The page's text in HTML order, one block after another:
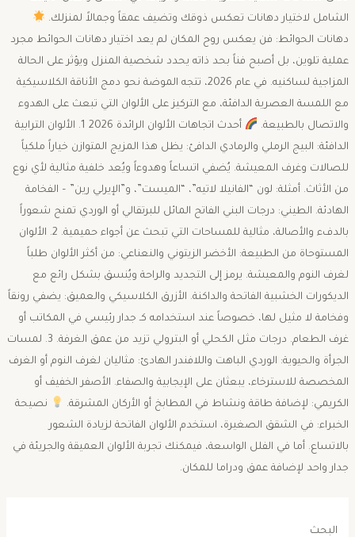
الشامل لاختيار دهانات تعكس ذوقك وتضيف عمقاً وجمالاً لمنزلك. ​
دهانات الحوائط: فن يعكس روح المكان ​لم يعد اختيار دهانات الحوائط مجرد
عملية تلوين، بل أصبح فناً بحد ذاته يحدد شخصية المنزل ويؤثر على الحالة
المزاجية لساكنيه. في عام 2026، تتجه الموضة نحو دمج الأناقة الكلاسيكية
مع اللمسة العصرية الدافئة، مع التركيز على الألوان التي تبعث على الهدوء
والاتصال بالطبيعة. ​
أحدث اتجاهات الألوان الرائدة 2026 ​1. الألوان الترابية
الدافئة: ​البيج الرملي والرمادي الدافئ: يظل هذا المزيج المتوازن خياراً ملكياً
للصالات وغرف المعيشة. يُضفي اتساعاً وهدوءاً ويُعد خلفية مثالية لأي نوع
من الأثاث. ​أمثلة: لون “الفانيلا لاتيه”، “الميست”، و”الإيرلي رين” – الفخامة
الهادئة. ​الطيني: درجات البني الفاتح المائل للبرتقالي أو الوردي تمنح شعوراً
بالدفء والأصالة، مثالية للمساحات التي تبحث عن أجواء حميمية. ​2. الألوان
المستوحاة من الطبيعة: ​الأخضر الزيتوني والنعناعي: من أكثر الألوان طلباً
لغرف النوم والمعيشة. يرمز إلى التجديد والراحة ويُنسق بشكل رائع مع
الديكورات الخشبية الفاتحة والداكنة. ​الأزرق الكلاسيكي والعميق: يضفي رونقاً
وفخامة لا مثيل لها، خصوصاً عند استخدامه كـ جدار رئيسي في المكاتب أو
غرف الطعام. درجات مثل الكحلي أو البترولي تزيد من عمق الغرفة. ​3. لمسات
الجرأة والحيوية: ​الوردي الباهت واللافندر الهادئ: مثاليان لغرف النوم أو الغرف
المخصصة للاسترخاء، يبعثان على الإيجابية والصفاء. الأصفر الخفيف أو
الكريمي: لإضافة طاقة ونشاط في المطابخ أو الأركان المشرقة.
نصيحة
الخبراء: في الشقق الصغيرة، استخدم الألوان الفاتحة لزيادة الشعور
بالاتساع. أما في الفلل الواسعة، فيمكنك تجربة الألوان العميقة والجريئة في
جدار واحد لإضافة عمق ودراما للمكان.
البحث